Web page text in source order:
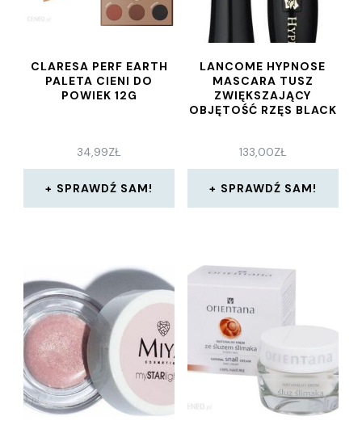
CLARESA PERF EARTH
PALETA CIENI DO
POWIEK 12G
34,99ZŁ
SPRAWDŹ SAM!
LANCOME HYPNOSE
MASCARA TUSZ
ZWIĘKSZAJĄCY
OBJĘTOŚĆ RZĘS BLACK
133,00ZŁ
SPRAWDŹ SAM!